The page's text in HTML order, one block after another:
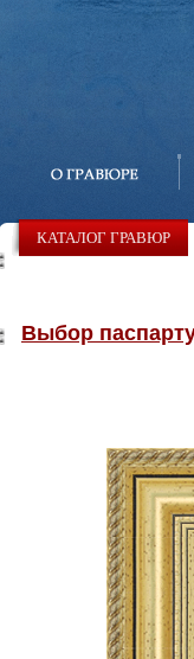
КАТАЛОГ ГРАВЮР
Выбор